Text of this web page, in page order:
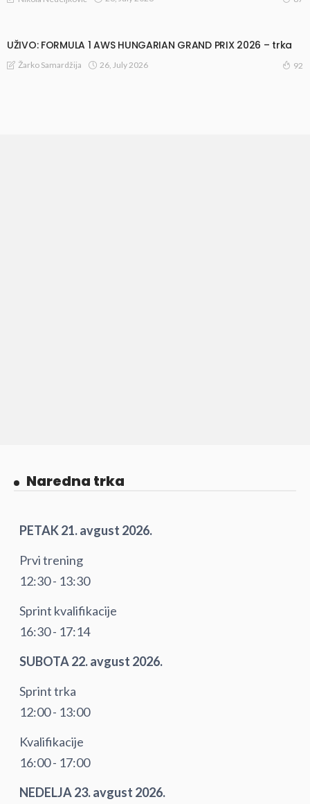
UŽIVO: FORMULA 1 AWS HUNGARIAN GRAND PRIX 2026 – trka
Žarko Samardžija 26, July 2026 92
Naredna trka
PETAK 21. avgust 2026.
Prvi trening
12:30 - 13:30
Sprint kvalifikacije
16:30 - 17:14
SUBOTA 22. avgust 2026.
Sprint trka
12:00 - 13:00
Kvalifikacije
16:00 - 17:00
NEDELJA 23. avgust 2026.